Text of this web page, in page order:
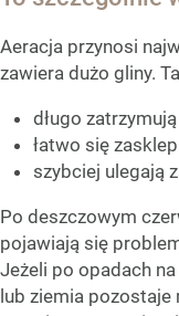
Aeracja przynosi
zawiera dużo gliny.
długo
łatwo się
szybciej ulegają
Po deszczowym
pojawiają się
Jeżeli po opadach
lub ziemia pozostaje